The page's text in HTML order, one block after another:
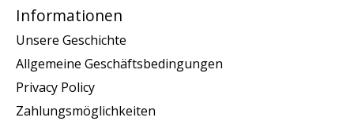
Informationen
Unsere Geschichte
Allgemeine Geschäftsbedingungen
Privacy Policy
Zahlungsmöglichkeiten